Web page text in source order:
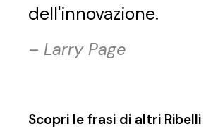
dell'innovazione.
– Larry Page
Scopri le frasi di altri Ribelli